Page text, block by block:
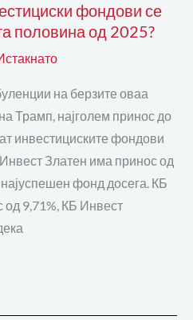
фондови се
половина од 2025?
на берзите оваа
Трамп, најголем принос до
инвестициските фондови
Златен има принос од
фонд досега. КБ
од 9,71%, КБ Инвест